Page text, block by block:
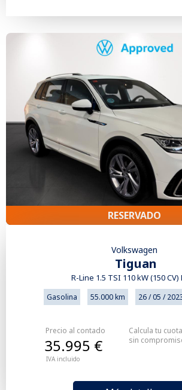
RESERVADO
Volkswagen
Tiguan
R-Line 1.5 TSI 110 kW (150 CV)
Gasolina 55.000 km 26 / 05 /
Precio al contado
IVA incluido
35.995 €
Calcula tu cuota
sin